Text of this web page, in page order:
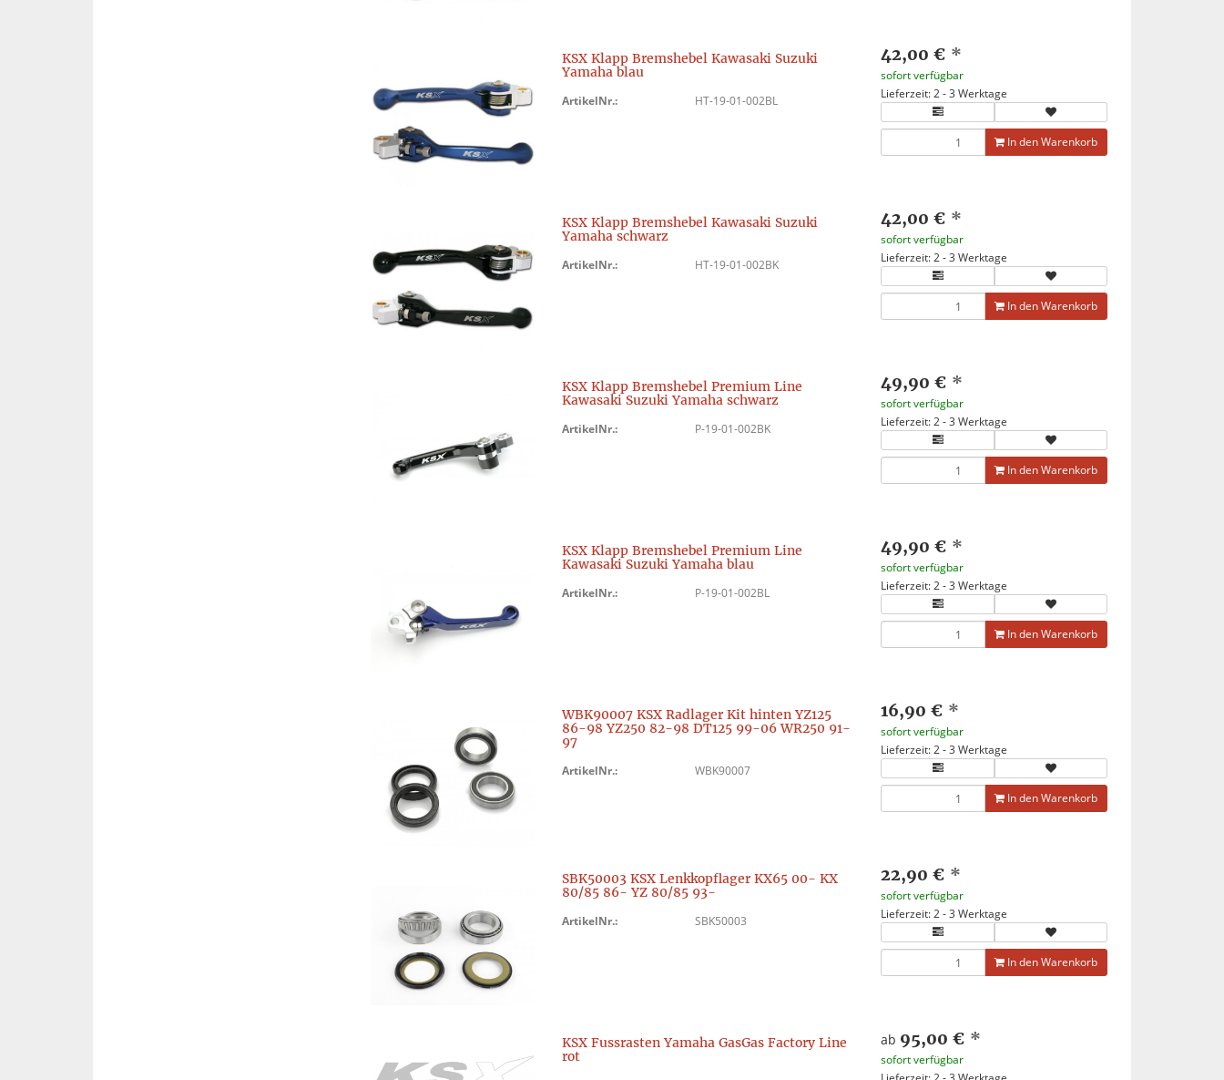
KSX Klapp Bremshebel Kawasaki Suzuki
Yamaha blau
ArtikelNr.: HT-19-01-002BL
42,00 € *
sofort verfügbar
Lieferzeit: 2 - 3 Werktage
In den Warenkorb
KSX Klapp Bremshebel Kawasaki Suzuki
Yamaha schwarz
ArtikelNr.: HT-19-01-002BK
42,00 € *
sofort verfügbar
Lieferzeit: 2 - 3 Werktage
In den Warenkorb
KSX Klapp Bremshebel Premium Line
Kawasaki Suzuki Yamaha schwarz
ArtikelNr.: P-19-01-002BK
49,90 € *
sofort verfügbar
Lieferzeit: 2 - 3 Werktage
In den Warenkorb
KSX Klapp Bremshebel Premium Line
Kawasaki Suzuki Yamaha blau
ArtikelNr.: P-19-01-002BL
49,90 € *
sofort verfügbar
Lieferzeit: 2 - 3 Werktage
In den Warenkorb
WBK90007 KSX Radlager Kit hinten YZ125
86-98 YZ250 82-98 DT125 99-06 WR250 91-
97
ArtikelNr.: WBK90007
16,90 € *
sofort verfügbar
Lieferzeit: 2 - 3 Werktage
In den Warenkorb
SBK50003 KSX Lenkkopflager KX65 00- KX
80/85 86- YZ 80/85 93-
ArtikelNr.: SBK50003
22,90 € *
sofort verfügbar
Lieferzeit: 2 - 3 Werktage
In den Warenkorb
KSX Fussrasten Yamaha GasGas Factory Line
rot
ab 95,00 € *
sofort verfügbar